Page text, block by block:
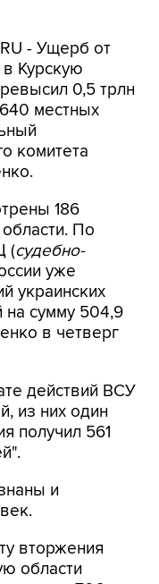
- Ущерб от
0,5 трлн
местных
комитета
186
(судебно-
уже
украинских
сумму 504,9
в четверг
действий ВСУ
получил 561
и
вторжения
из них 706 - о